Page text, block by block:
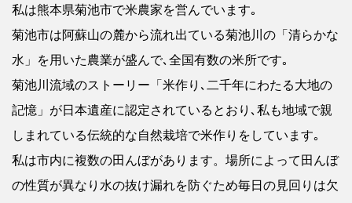
私は熊本県菊池市で米農家を営んでいます｡
菊池市は阿蘇山の麓から流れ出ている菊池川の「清らかな
水」を用いた農業が盛んで､全国有数の米所です｡
菊池川流域のストーリー「米作り､二千年にわたる大地の
記憶」が日本遺産に認定されているとおり､私も地域で親
しまれている伝統的な自然栽培で米作りをしています｡
私は市内に複数の田んぼがあります。場所によって田んぼ
の性質が異なり水の抜け漏れを防ぐため毎日の見回りは欠